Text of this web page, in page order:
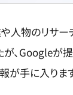
人物のリサ
、Googleが提
が手に入ります